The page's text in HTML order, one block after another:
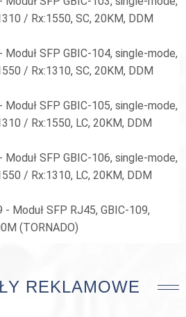
/ Rx:1550, SC, 20KM, DDM
Moduł SFP GBIC-104, single-mode,
/ Rx:1310, SC, 20KM, DDM
Moduł SFP GBIC-105, single-mode,
/ Rx:1550, LC, 20KM, DDM
Moduł SFP GBIC-106, single-mode,
/ Rx:1310, LC, 20KM, DDM
- Moduł SFP RJ45, GBIC-109,
(TORNADO)
REKLAMOWE